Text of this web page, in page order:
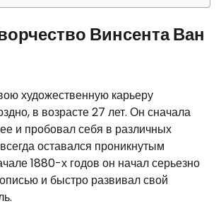
Винсента Ван
художественную карьеру
в возрасте 27 лет. Он сначала
и пробовал себя в различных
оставался проникнутым
1880-х годов он начал серьезно
и быстро развивал свой